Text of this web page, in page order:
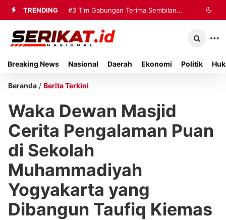
TRENDING #3 Tim Gabungan Terima Sembilan
Korban Evakuasi KM Mutiara Sentosa
Breaking News Nasional Daerah Ekonomi Politik
Beranda / Berita Terkini
Waka Dewan Masjid
Cerita Pengalaman Puan
di Sekolah
Muhammadiyah
Yogyakarta yang
Dibangun Taufiq Kiemas